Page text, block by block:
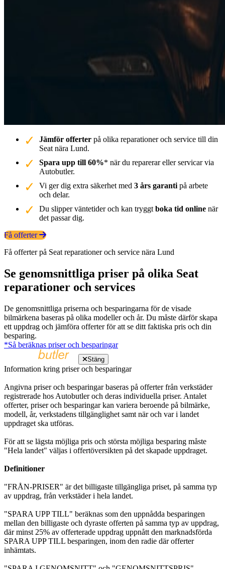
Jämför offerter på olika reparationer och service till din
Seat nära Lund.
Spara upp till 60%* när du reparerar eller servicar via
Autobutler.
Vi ger dig extra säkerhet med 3 års garanti på arbete
och delar.
Du slipper väntetider och kan tryggt boka tid online när
det passar dig.
Få offerter
Få offerter på Seat reparationer och service nära Lund
Se genomsnittliga priser på olika Seat
reparationer och services
De genomsnittliga priserna och besparingarna för de visade
bilmärkena baseras på olika modeller och år. Du måste därför skapa
ett uppdrag och jämföra offerter för att se ditt faktiska pris och din
besparing.
*Så beräknas priser och besparingar
Stäng
Information kring priser och besparingar
Angivna priser och besparingar baseras på offerter från verkstäder
registrerade hos Autobutler och deras individuella priser. Antalet
offerter, priser och besparingar kan variera beroende på bilmärke,
modell, år, verkstadens tillgänglighet samt när och var i landet
uppdraget ska utföras.
För att se lägsta möjliga pris och största möjliga besparing måste
"Hela landet" väljas i offertöversikten på det skapade uppdraget.
Definitioner
"FRÅN-PRISER" är det billigaste tillgängliga priset, på samma typ
av uppdrag, från verkstäder i hela landet.
"SPARA UPP TILL" beräknas som den uppnådda besparingen
mellan den billigaste och dyraste offerten på samma typ av uppdrag,
där minst 25% av offerterade uppdrag uppnått den marknadsförda
SPARA UPP TILL besparingen, inom den radie där offerter
inhämtats.